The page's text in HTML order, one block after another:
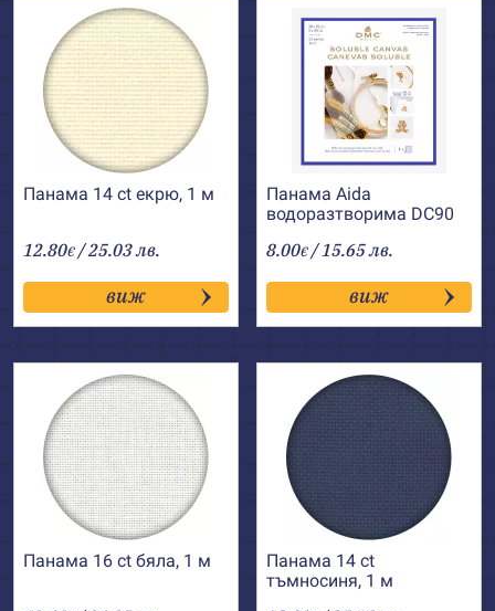
Панама 14 ct екрю, 1 м
12.80€ / 25.03 лв.
виж
Панама Aida
водоразтворима DC90
8.00€ / 15.65 лв.
виж
Панама 16 ct бяла, 1 м
Панама 14 ct
тъмносиня, 1 м